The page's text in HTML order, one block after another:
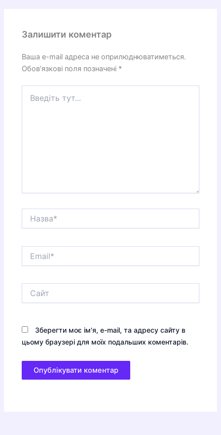
Залишити коментар
Ваша e-mail адреса не оприлюднюватиметься.
Обов’язкові поля позначені *
тут...
Зберегти моє ім'я, e-mail, та адресу сайту в
цьому браузері для моїх подальших коментарів.